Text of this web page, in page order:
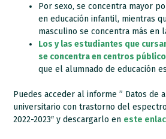
Por sexo, se concentra mayor
en educación infantil, mientras
masculino se concentra más en
Los y las estudiantes que
se concentra en centros
que el alumnado de educación
Puedes acceder al informe ” Datos de
universitario con trastorno del
2022-2023″ y descargarlo en este